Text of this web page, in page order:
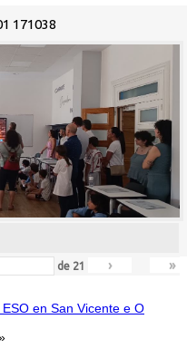
171038
de 21 › »
en San Vicente e O